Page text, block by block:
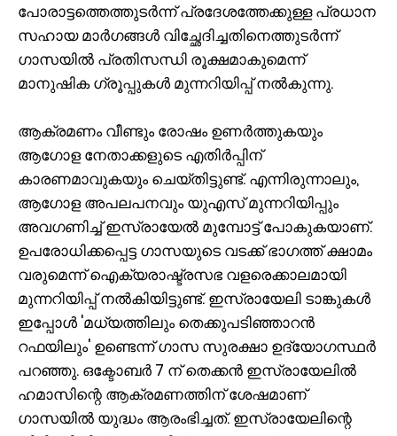
പോരാട്ടത്തെത്തുടര്‍ന്ന് പ്രദേശത്തേക്കുള്ള പ്രധാന
സഹായ മാര്‍ഗങ്ങള്‍ വിച്ഛേദിച്ചതിനെത്തുടര്‍ന്ന്
ഗാസയില്‍ പ്രതിസന്ധി രൂക്ഷമാകുമെന്ന്
മാനുഷിക ഗ്രൂപ്പുകള്‍ മുന്നറിയിപ്പ് നല്‍കുന്നു.
ആക്രമണം വീണ്ടും രോഷം ഉണര്‍ത്തുകയും
ആഗോള നേതാക്കളുടെ എതിര്‍പ്പിന്
കാരണമാവുകയും ചെയ്തിട്ടുണ്ട്. എന്നിരുന്നാലും,
ആഗോള അപലപനവും യുഎസ് മുന്നറിയിപ്പും
അവഗണിച്ച് ഇസ്രായേല്‍ മുമ്പോട്ട് പോകുകയാണ്.
ഉപരോധിക്കപ്പെട്ട ഗാസയുടെ വടക്ക് ഭാഗത്ത് ക്ഷാമം
വരുമെന്ന് ഐക്യരാഷ്ട്രസഭ വളരെക്കാലമായി
മുന്നറിയിപ്പ് നല്‍കിയിട്ടുണ്ട്. ഇസ്രായേലി ടാങ്കുകള്‍
ഇപ്പോള്‍ 'മധ്യത്തിലും തെക്കുപടിഞ്ഞാറന്‍
റഫയിലും' ഉണ്ടെന്ന് ഗാസ സുരക്ഷാ ഉദ്യോഗസ്ഥര്‍
പറഞ്ഞു. ഒക്ടോബര്‍ 7 ന് തെക്കന്‍ ഇസ്രായേലില്‍
ഹമാസിന്റെ ആക്രമണത്തിന് ശേഷമാണ്
ഗാസയില്‍ യുദ്ധം ആരംഭിച്ചത്. ഇസ്രായേലിന്റെ